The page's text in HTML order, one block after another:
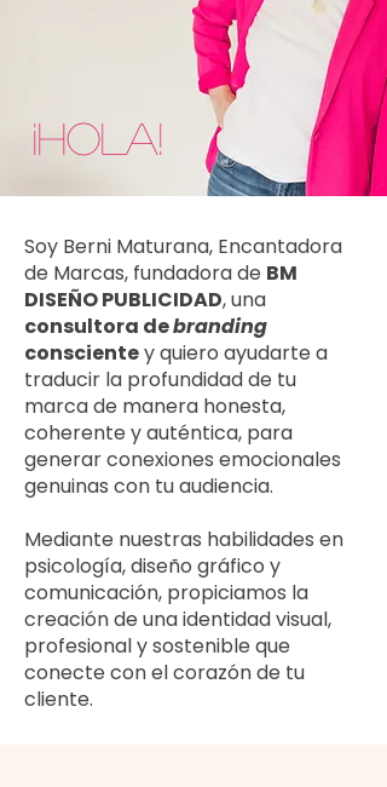
Soy Berni​ Maturana, Encantadora
de Marcas, fundadora de BM
DISEÑO PUBLICIDAD, una
consultora debranding
conscientey quiero ayudarte a
traducir la profundidad de tu
marca de manera honesta,
coherente y auténtica, para
generar conexiones emocionales
genuinas con tu audiencia.
Mediante nuestras habilidades en
psicología, diseño gráfico y
comunicación, propiciamos la
creación de una identidad visual,
profesional y sostenible que
conecte con el corazón de tu
cliente.
¡HOLA!